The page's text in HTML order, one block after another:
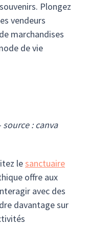
Plongez
vendeurs
marchandises
de vie
: canva
lesanctuaire
offre aux
avec des
davantage sur